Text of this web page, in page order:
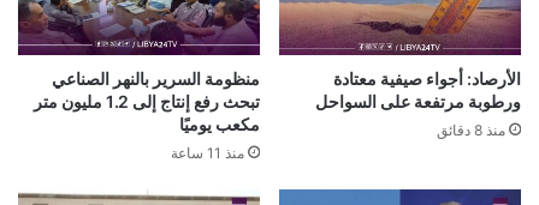
الأرصاد: أجواء صيفية معتادة
ورطوبة مرتفعة على السواحل
منذ 8 دقائق
منظومة السرير بالنهر الصناعي
تبحث رفع إنتاج إلى 1.2 مليون متر
مكعب يوميًا
منذ 11 ساعة